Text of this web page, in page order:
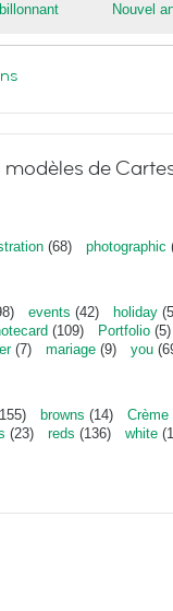
Nouvel
de
(68) photographic
events (42) holiday
(109) Portfolio (5)
(7) mariage (9) you
browns (14) Crème
(23) reds (136) white